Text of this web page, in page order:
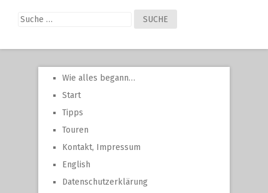
Suche
nach:
Wie alles begann…
Start
Tipps
Touren
Kontakt, Impressum
English
Datenschutzerklärung